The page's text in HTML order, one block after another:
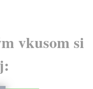
vkusom si